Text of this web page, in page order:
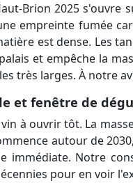
Brion 2025
empreinte fumée
est dense. Les
et empêche la
très larges. À notre
et fenêtre de
vin à ouvrir tôt. La
autour de
immédiate. Notre
pour en voir